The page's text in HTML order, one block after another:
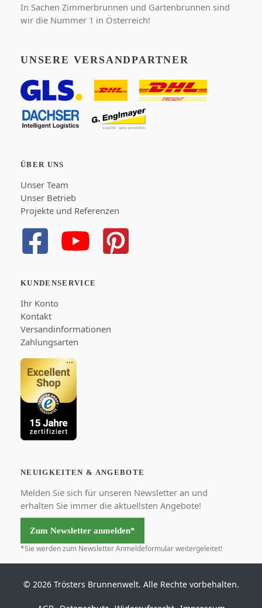
In Sachen Zimmerbrunnen und Gartenbrunnen sind
wir die Nummer 1 in Österreich!
UNSERE VERSANDPARTNER
ÜBER UNS
Unser Team
Unser Betrieb
Projekte und Referenzen
KUNDENSERVICE
Ihr Konto
Kontakt
Versandinformationen
Zahlungsarten
NEUIGKEITEN & ANGEBOTE
Melden Sie sich für unseren Newsletter an und
erhalten Sie immer die aktuellsten Angebote!
Zum Newsletter anmelden*
*Sie werden zum Newsletter Anmeldeformular weitergeleitet!
© 2026 Trösters Brunnenwelt. Alle Rechte vorbehalten.